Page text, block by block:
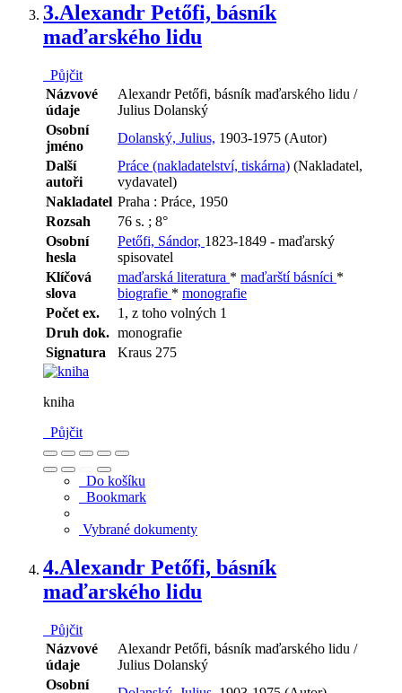
3.Alexandr Petőfi, básník
maďarského lidu
Půjčit
Názvové
údaje
Alexandr Petőfi, básník maďarského lidu /
Julius Dolanský
Osobní
jméno
Dolanský, Julius, 1903-1975 (Autor)
Další
autoři
Práce (nakladatelství, tiskárna) (Nakladatel,
vydavatel)
Nakladatel Praha : Práce, 1950
Rozsah
76 s. ; 8°
Osobní
hesla
Petőfi, Sándor, 1823-1849 - maďarský
spisovatel
Klíčová
slova
maďarská literatura * maďarští básníci *
biografie * monografie
Počet ex.
1, z toho volných 1
Druh dok. monografie
Signatura
Kraus 275
kniha
Půjčit
Do košíku
Bookmark
Vybrané dokumenty
4.Alexandr Petőfi, básník
maďarského lidu
Půjčit
Názvové
údaje
Alexandr Petőfi, básník maďarského lidu /
Julius Dolanský
Osobní